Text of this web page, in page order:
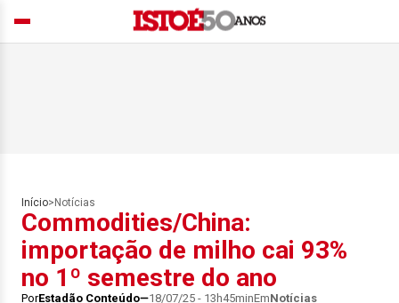
Início> Notícias
Commodities/China:
importação de milho cai 93%
no 1º semestre do ano
PorEstadão Conteúdo 18/07/25 - 13h45minEmNotícias